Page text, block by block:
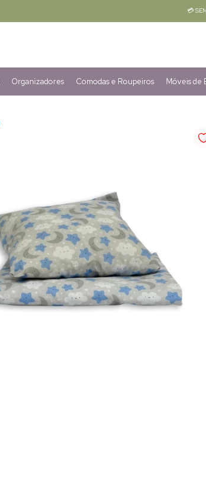
💳
Organizadores Comodas e Roupeiros Móveis de